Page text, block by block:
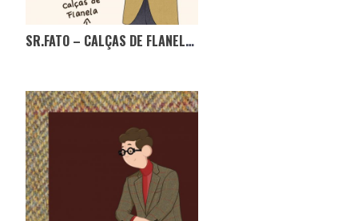
SR.FATO – CALÇAS DE FLANELA, PODEM NÃO REINAR, MAS NÃO PODEM FALTAR!